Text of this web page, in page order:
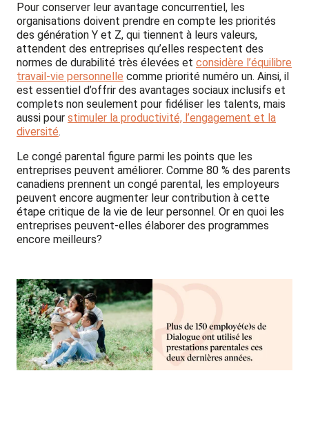
Pour conserver leur avantage concurrentiel, les
organisations doivent prendre en compte les priorités
des génération Y et Z, qui tiennent à leurs valeurs,
attendent des entreprises qu’elles respectent des
normes de durabilité très élevées et considère l’équilibre
travail-vie personnelle comme priorité numéro un. Ainsi, il
est essentiel d’offrir des avantages sociaux inclusifs et
complets non seulement pour fidéliser les talents, mais
aussi pour stimuler la productivité, l’engagement et la
diversité.
Le congé parental figure parmi les points que les
entreprises peuvent améliorer. Comme 80 % des parents
canadiens prennent un congé parental, les employeurs
peuvent encore augmenter leur contribution à cette
étape critique de la vie de leur personnel. Or en quoi les
entreprises peuvent-elles élaborer des programmes
encore meilleurs?